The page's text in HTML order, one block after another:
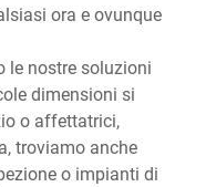
ora e ovunque
le nostre soluzioni
dimensioni si
o affettatrici,
troviamo anche
o impianti di